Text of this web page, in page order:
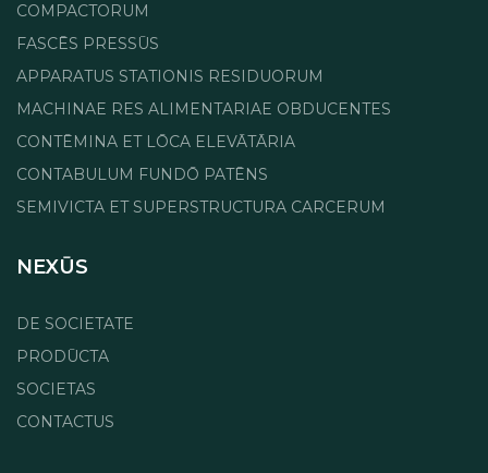
COMPACTORUM
FASCĒS PRESSŪS
APPARATUS STATIONIS RESIDUORUM
MACHINAE RES ALIMENTARIAE OBDUCENTES
CONTĒMINA ET LŌCA ELEVĀTĀRIA
CONTABULUM FUNDŌ PATĒNS
SEMIVICTA ET SUPERSTRUCTURA CARCERUM
NEXŪS
DE SOCIETATE
PRODŪCTA
SOCIETAS
CONTACTUS